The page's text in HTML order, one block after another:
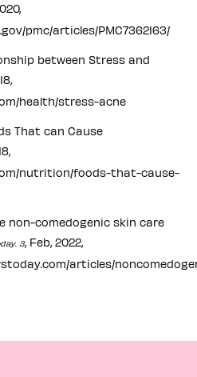
pmc/articles/PMC7362163/
between Stress and
health/stress-acne
That can Cause
nutrition/foods-that-cause-
non-comedogenic skin care
3, Feb, 2022,
articles/